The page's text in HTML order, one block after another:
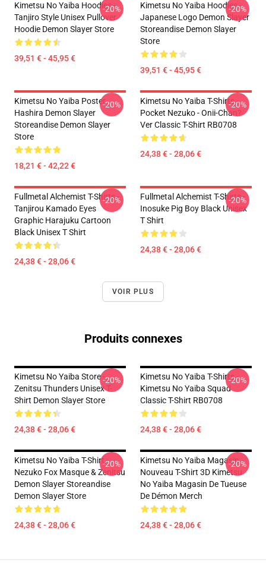
Kimetsu No Yaiba Hoodies -
Tanjiro Style Unisex Pullover
Hoodie Demon Slayer Store
39,51 € - 45,95 €
-20%
Kimetsu No Yaiba Hoodies -
Japanese Logo Demon Slayer
Storeandise Demon Slayer
Store
39,51 € - 45,95 €
-20%
Kimetsu No Yaiba Poster
Hashira Demon Slayer
Storeandise Demon Slayer
Store
18,21 € - 42,22 €
-20%
Kimetsu No Yaiba T-Shirts -
Pocket Nezuko - Onii-Chan?
Ver Classic T-Shirt RB0708
24,38 € - 28,06 €
-20%
Fullmetal Alchemist T-Shirts -
Tanjirou Kamado Eyes
Graphic Harajuku Cartoon
Black Unisex T Shirt
24,38 € - 28,06 €
-20%
Fullmetal Alchemist T-Shirts -
Inosuke Pig Boy Black Unisex
T Shirt
24,38 € - 28,06 €
-20%
VOIR PLUS
Produits connexes
Kimetsu No Yaiba Store -
Zenitsu Thunders Unisex T-
Shirt Demon Slayer Store
24,38 € - 28,06 €
-20%
Kimetsu No Yaiba T-Shirts -
Kimetsu No Yaiba Squad
Classic T-Shirt RB0708
24,38 € - 28,06 €
-20%
Kimetsu No Yaiba T-Shirt -
Nezuko Fox Masque & Zenitsu
Demon Slayer Storeandise
Demon Slayer Store
24,38 € - 28,06 €
-20%
Kimetsu No Yaiba Magasin -
Nouveau T-Shirt 3D Kimetsu
No Yaiba Magasin De Tueuse
De Démon Merch
24,38 € - 28,06 €
-20%